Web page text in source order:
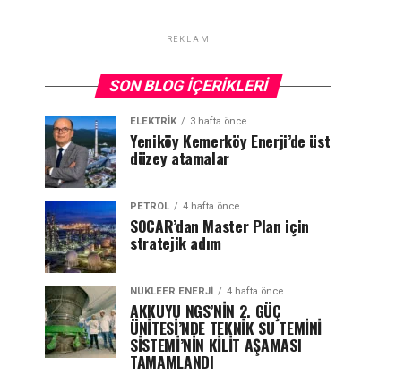
REKLAM
SON BLOG İÇERIKLERI
ELEKTRİK 3 hafta önce
Yeniköy Kemerköy Enerji’de üst
düzey atamalar
PETROL 4 hafta önce
SOCAR’dan Master Plan için
stratejik adım
NÜKLEER ENERJI 4 hafta önce
AKKUYU NGS’NİN 2. GÜÇ
ÜNİTESİ’NDE TEKNİK SU TEMİNİ
SİSTEMİ’NİN KİLİT AŞAMASI
TAMAMLANDI